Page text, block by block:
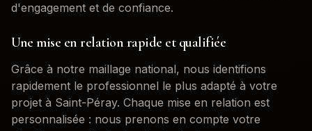
d'engagement et de confiance.
Une mise en relation rapide et qualifiée
Grâce à notre maillage national, nous identifions
rapidement le professionnel le plus adapté à votre
projet à Saint-Péray. Chaque mise en relation est
personnalisée : nous prenons en compte votre